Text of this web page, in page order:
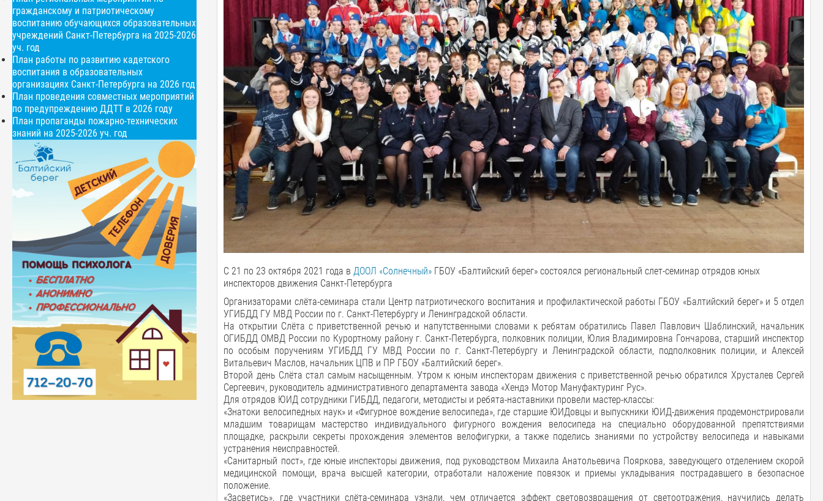
гражданскому и патриотическому
воспитанию обучающихся образовательных
учреждений Санкт-Петербурга на 2025-2026
уч. год
План работы по развитию кадетского
воспитания в образовательных
организациях Санкт-Петербурга на 2026 год
План проведения совместных мероприятий
по предупреждению ДДТТ в 2026 году
План пропаганды пожарно-технических
знаний на 2025-2026 уч. год
С 21 по 23 октября 2021 года вДООЛ «Солнечный» ГБОУ «Балтийский берег» состоялся региональный слет-семинар отрядов юных
инспекторов движения Санкт-Петербурга
Организаторами слёта-семинара стали Центр патриотического воспитания и профилактической работы ГБОУ «Балтийский берег» и 5 отдел
УГИБДД ГУ МВД России по г. Санкт-Петербургу и Ленинградской области.
На открытии Слёта с приветственной речью и напутственными словами к ребятам обратились Павел Павлович Шаблинский, начальник
ОГИБДД ОМВД России по Курортному району г. Санкт-Петербурга, полковник полиции, Юлия Владимировна Гончарова, старший инспектор
по особым поручениям УГИБДД ГУ МВД России по г. Санкт-Петербургу и Ленинградской области, подполковник полиции, и Алексей
Витальевич Маслов, начальник ЦПВ и ПР ГБОУ «Балтийский берег».
Второй день Слёта стал самым насыщенным. Утром к юным инспекторам движения с приветственной речью обратился Хрусталев Сергей
Сергеевич, руководитель административного департамента завода «Хендэ Мотор Мануфактуринг Рус».
Для отрядов ЮИД сотрудники ГИБДД, педагоги, методисты и ребята-наставники провели мастер-классы:
«Знатоки велосипедных наук» и «Фигурное вождение велосипеда», где старшие ЮИДовцы и выпускники ЮИД-движения продемонстрировали
младшим товарищам мастерство индивидуального фигурного вождения велосипеда на специально оборудованной препятствиями
площадке, раскрыли секреты прохождения элементов велофигурки, а также поделись знаниями по устройству велосипеда и навыками
устранения неисправностей.
«Санитарный пост», где юные инспекторы движения, под руководством Михаила Анатольевича Пояркова, заведующего отделением скорой
медицинской помощи, врача высшей категории, отработали наложение повязок и приемы укладывания пострадавшего в безопасное
положение.
«Засветись», где участники слёта-семинара узнали, чем отличается эффект световозвращения от светоотражения, научились делать